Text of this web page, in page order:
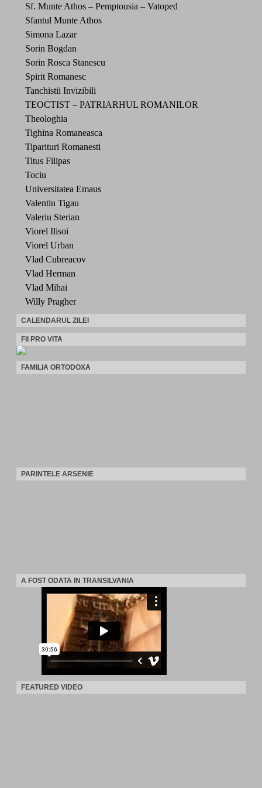
Sf. Munte Athos – Pemptousia – Vatoped
Sfantul Munte Athos
Simona Lazar
Sorin Bogdan
Sorin Rosca Stanescu
Spirit Romanesc
Tanchistii Invizibili
TEOCTIST – PATRIARHUL ROMANILOR
Theologhia
Tighina Romaneasca
Tiparituri Romanesti
Titus Filipas
Tociu
Universitatea Emaus
Valentin Tigau
Valeriu Sterian
Viorel Ilisoi
Viorel Urban
Vlad Cubreacov
Vlad Herman
Vlad Mihai
Willy Pragher
CALENDARUL ZILEI
FII PRO VITA
FAMILIA ORTODOXA
PARINTELE ARSENIE
A FOST ODATA IN TRANSILVANIA
FEATURED VIDEO